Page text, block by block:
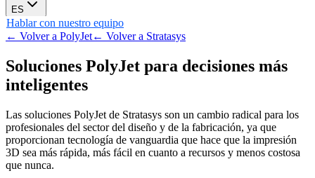
ES
Hablar con nuestro equipo
← Volver a PolyJet← Volver a Stratasys
Soluciones PolyJet para decisiones más
inteligentes
Las soluciones PolyJet de Stratasys son un cambio radical para los
profesionales del sector del diseño y de la fabricación, ya que
proporcionan tecnología de vanguardia que hace que la impresión
3D sea más rápida, más fácil en cuanto a recursos y menos costosa
que nunca.